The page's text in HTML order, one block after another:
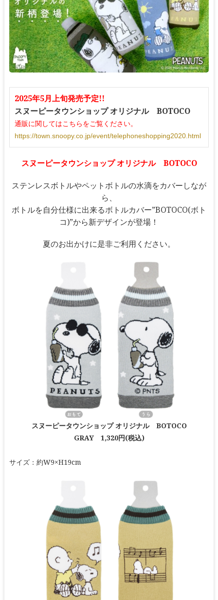
2025年5月上旬発売予定!!
スヌーピータウンショップ オリジナル BOTOCO
通販に関してはこちらをご覧ください。
https://town.snoopy.co.jp/event/telephoneshopping2020.html
スヌーピータウンショップ オリジナル BOTOCO
ステンレスボトルやペットボトルの水滴をカバーしなが
ら、
ボトルを自分仕様に出来るボトルカバー”BOTOCO(ボト
コ)”から新デザインが登場！
夏のお出かけに是非ご利用ください。
スヌーピータウンショップ オリジナル BOTOCO
GRAY 1,320円(税込)
サイズ：約W9×H19cm